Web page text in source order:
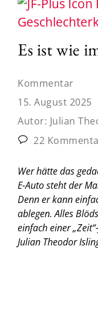
Es ist wie
Kommentar
15. August 2025
Autor: Julian
22
Wer hätte das
E-Auto steht der
Denn er kann
ablegen. Alles
einfach einer
Julian Theodor